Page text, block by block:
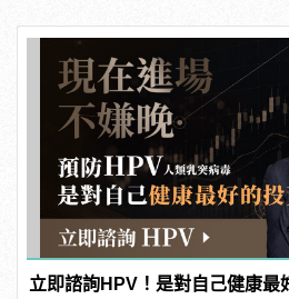
立即諮詢HPV！是對自己健康最